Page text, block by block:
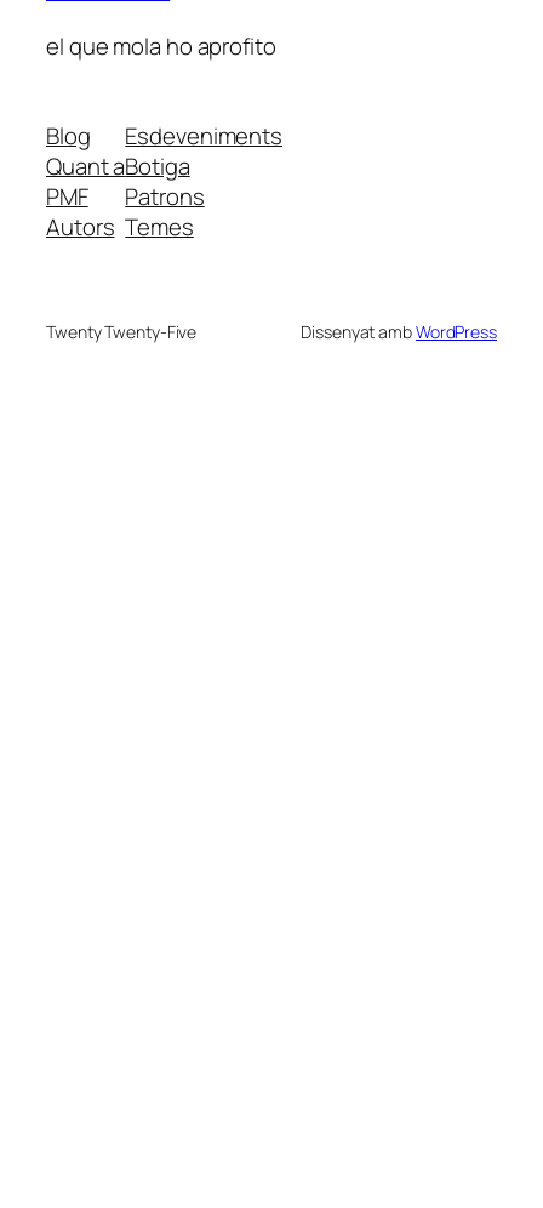
el que mola ho aprofito
Blog
Quant a
PMF
Autors
Esdeveniments
Botiga
Patrons
Temes
Twenty Twenty-Five Dissenyat ambWordPress